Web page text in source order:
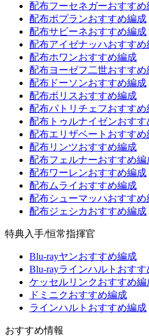
配布フーセネガーおすすめ
配布ポプランおすすめ編成
配布サビーネおすすめ編成
配布アイゼナッハおすすめ
配布ホワンおすすめ編成
配布ヨーゼフ二世おすすめ
配布ドーソンおすすめ編成
配布ボリスおすすめ編成
配布パトリチェフおすすめ
配布トゥルナイゼンおすす
配布エリザベートおすすめ
配布リンツおすすめ編成
配布フェルナーおすすめ編
配布ワーレンおすすめ編成
配布ムライおすすめ編成
配布シューマッハおすすめ
配布ジェシカおすすめ編成
特典入手/恒常指揮官
Blu-rayヤンおすすめ編成
Blu-rayラインハルトおす
ケッセルリンクおすすめ編
ドミニクおすすめ編成
ラインハルトおすすめ編成
おすすめ情報